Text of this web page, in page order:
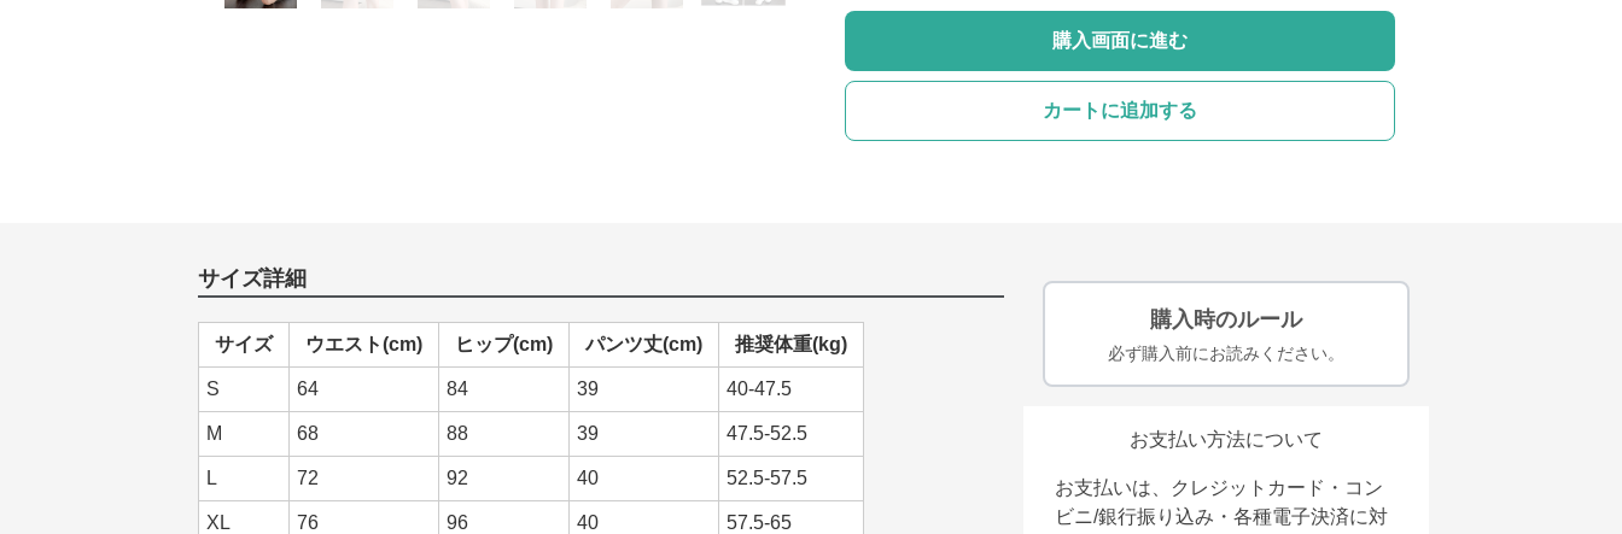
購入画面に進む
カートに追加する
サイズ詳細
サイズ ウエスト(cm) ヒップ(cm) パンツ丈(cm) 推奨体重(kg)
S 64 84 39 40-47.5
M 68 88 39 47.5-52.5
L 72 92 40 52.5-57.5
XL 76 96 40 57.5-65
購入時のルール
必ず購入前にお読みください。
お支払い方法について
お支払いは、クレジットカード・コン
ビニ/銀行振り込み・各種電子決済に対